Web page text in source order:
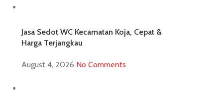
Jasa Sedot WC Kecamatan Koja, Cepat &
Harga Terjangkau
August 4, 2026 No Comments